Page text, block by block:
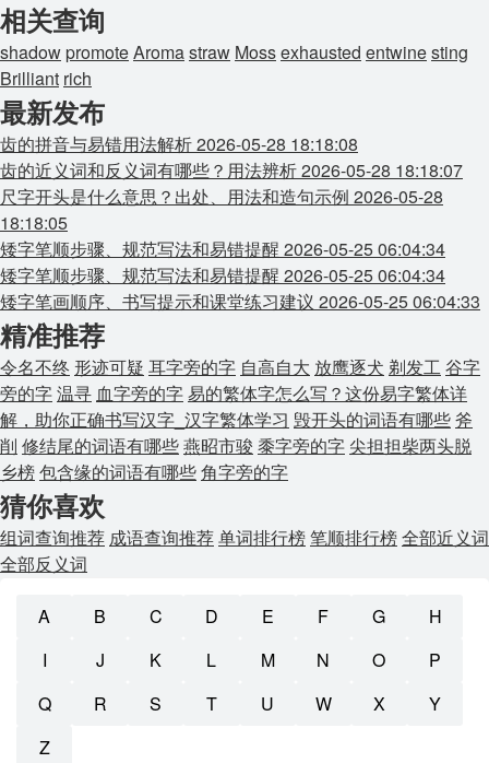
相关查询
shadowpromoteAromastraw Mossexhausted entwinesting
Brilliant rich
最新发布
齿的拼音与易错用法解析2026-05-28 18:18:08
齿的近义词和反义词有哪些？用法辨析2026-05-28 18:18:07
尺字开头是什么意思？出处、用法和造句示例 2026-05-28
18:18:05
矮字笔顺步骤、规范写法和易错提醒 2026-05-25 06:04:34
矮字笔顺步骤、规范写法和易错提醒 2026-05-25 06:04:34
矮字笔画顺序、书写提示和课堂练习建议 2026-05-25 06:04:33
精准推荐
令名不终 形迹可疑 耳字旁的字 自高自大 放鹰逐犬 剃发工谷字
旁的字温寻 血字旁的字易的繁体字怎么写？这份易字繁体详
解，助你正确书写汉字_汉字繁体学习 毁开头的词语有哪些斧
削 修结尾的词语有哪些燕昭市骏 黍字旁的字 尖担担柴两头脱
乡榜包含缘的词语有哪些角字旁的字
猜你喜欢
组词查询推荐 成语查询推荐单词排行榜笔顺排行榜全部近义词
全部反义词
A B C D E F G
H
I
J K L M N O
P
Q
R S T U W X
Y
Z